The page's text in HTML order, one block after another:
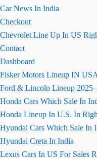
Car News In India
Checkout
Chevrolet Line Up In US
Contact
Dashboard
Fisker Motors Lineup IN
Ford & Lincoln Lineup
Honda Cars Which Sale In
Honda Lineup In U.S. In
Hyundai Cars Which Sale In
Hyundai Creta In India
Lexus Cars In US For Sales